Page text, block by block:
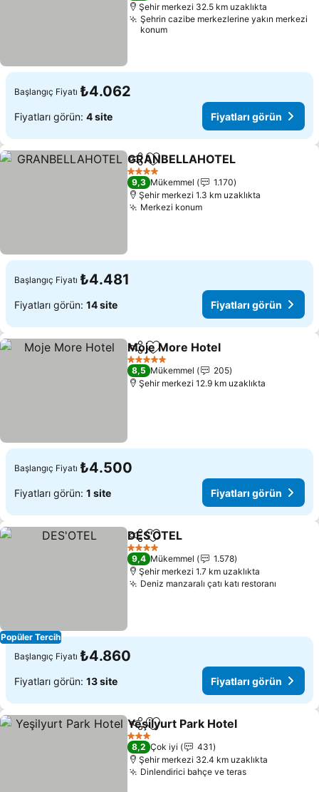
Şehir merkezi 32.5 km uzaklıkta
Şehrin cazibe merkezlerine yakın merkezi
konum
Başlangıç Fiyatı ₺4.062
Fiyatları görün: 4 site Fiyatları görün
PaylaşFavorilerime ekle
GRANBELLAHOTEL
4 Yıldız
9,3 Mükemmel
1.170
Şehir merkezi 1.3 km uzaklıkta
Merkezi konumFiyatları görün
Başlangıç Fiyatı ₺4.481
Fiyatları görün: 14 site Fiyatları görün
PaylaşFavorilerime ekle
Moje More Hotel
5 Yıldız
8,5 Mükemmel
205
Şehir merkezi 12.9 km uzaklıkta
Başlangıç Fiyatı ₺4.500
Fiyatları görün: 1 site Fiyatları görün
Popüler Tercih
PaylaşFavorilerime ekle
DES'OTEL
4 Yıldız
9,4 Mükemmel
1.578
Şehir merkezi 1.7 km uzaklıkta
Deniz manzaralı çatı katı restoranı
Başlangıç Fiyatı ₺4.860
Fiyatları görün: 13 site Fiyatları görün
PaylaşFavorilerime ekle
Yeşilyurt Park Hotel
3 Yıldız
8,2 Çok iyi
431
Şehir merkezi 32.4 km uzaklıkta
Dinlendirici bahçe ve terasFiyatları